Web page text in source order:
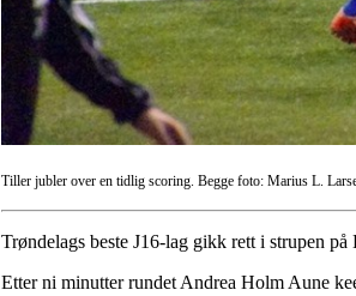
Tiller jubler over en tidlig scoring. Begge foto: Marius L.
Trøndelags beste J16-lag gikk rett i strupen
Etter ni minutter rundet Andrea Holm Aune